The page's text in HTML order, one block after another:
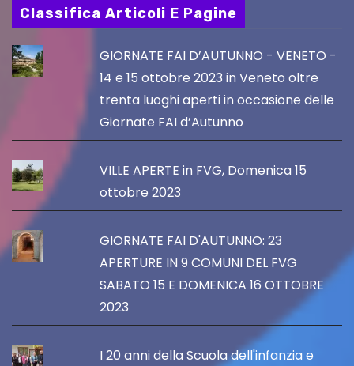
Classifica Articoli E Pagine
GIORNATE FAI D’AUTUNNO - VENETO -
14 e 15 ottobre 2023 in Veneto oltre
trenta luoghi aperti in occasione delle
Giornate FAI d’Autunno
VILLE APERTE in FVG, Domenica 15
ottobre 2023
GIORNATE FAI D'AUTUNNO: 23
APERTURE IN 9 COMUNI DEL FVG
SABATO 15 E DOMENICA 16 OTTOBRE
2023
I 20 anni della Scuola dell'infanzia e